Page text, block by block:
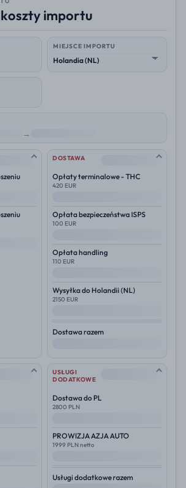
importu
MIEJSCE IMPORTU
→
-- DOSTAWA --
Opłaty terminalowe - THC
420 EUR
Opłata bezpieczeństwa ISPS
100 EUR
Opłata handling
110 EUR
Wysyłka do Holandii (NL)
2150 EUR
Dostawa razem
--
USŁUGI
DODATKOWE
--
Dostawa do PL
2800 PLN
PROWIZJA AZJA AUTO
1999 PLN netto
Usługi dodatkowe razem